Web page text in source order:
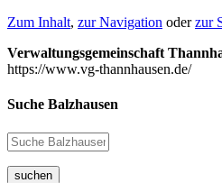
Zum Inhalt, zur Navigation oderzur
Verwaltungsgemeinschaft
https://www.vg-thannhausen.de/
Suche Balzhausen
suchen